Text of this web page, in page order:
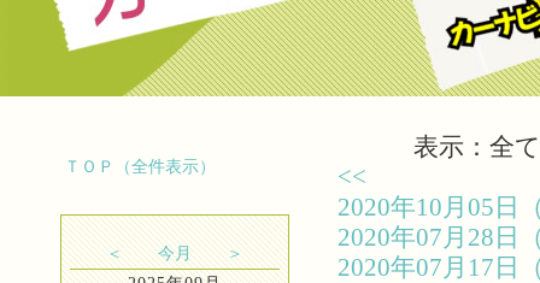
ＴＯＰ（全件表示）
＜ 今月
＞
表示：全て
<<
2020年10月05
2020年07月28
2020年07月17